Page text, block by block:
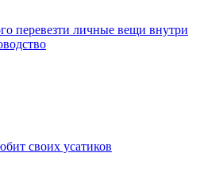
перевезти личные вещи внутри
своих усатиков